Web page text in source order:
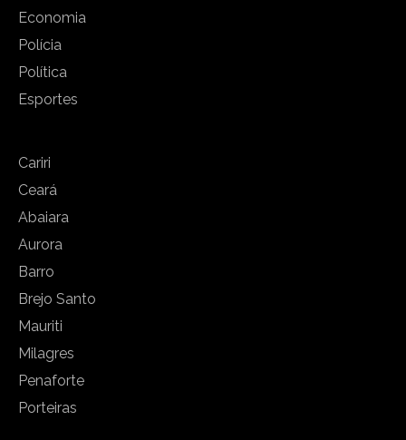
Economia
Polícia
Política
Esportes
Cariri
Ceará
Abaiara
Aurora
Barro
Brejo Santo
Mauriti
Milagres
Penaforte
Porteiras